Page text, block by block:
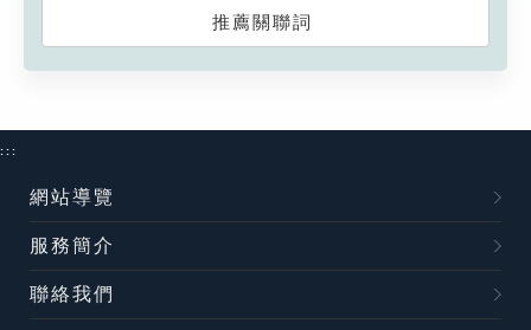
推薦關聯詞
:::
網站導覽
服務簡介
聯絡我們